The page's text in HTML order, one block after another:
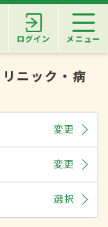
ログイン メニュー
ニック・病
変更
変更
選択